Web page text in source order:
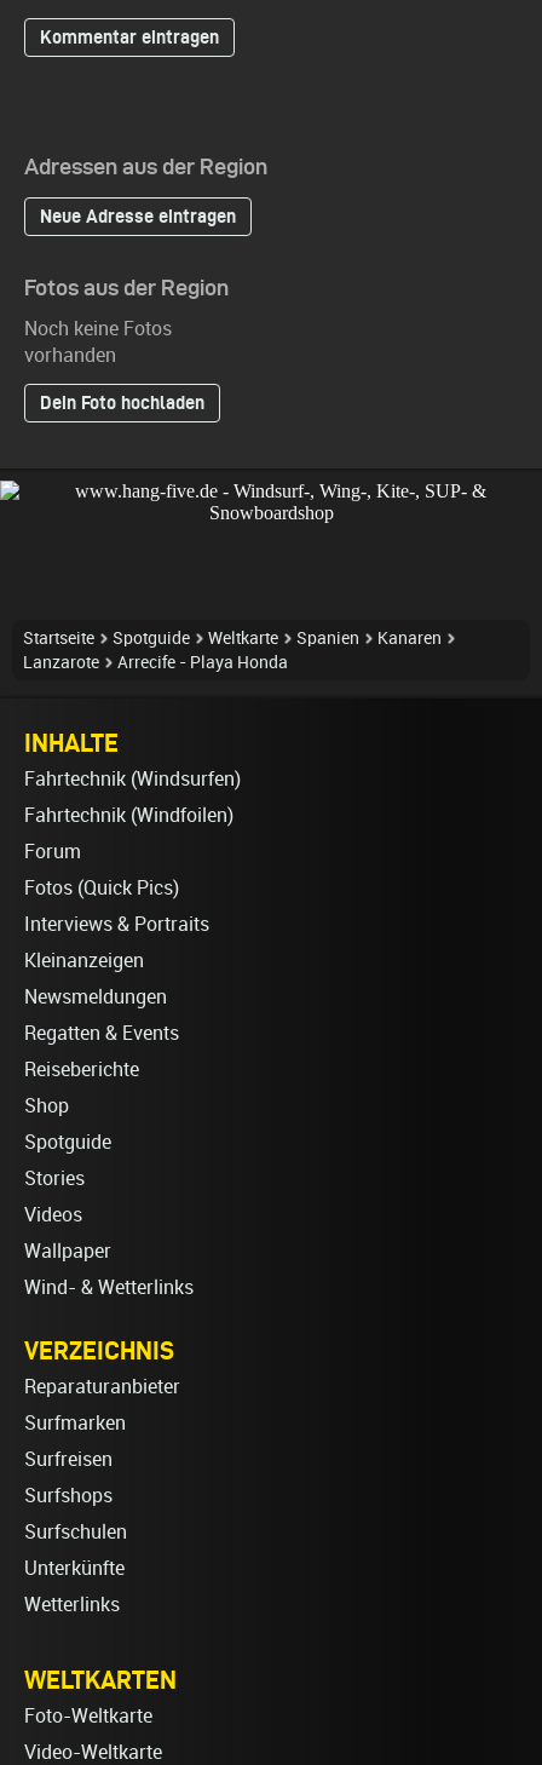
Adressen aus der Region
Neue Adresse eintragen
Fotos aus der Region
Noch keine Fotos
vorhanden
Dein Foto hochladen
Startseite Spotguide Weltkarte Spanien
Kanaren
Lanzarote
Arrecife - Playa Honda
INHALTE
Fahrtechnik (Windsurfen)
Fahrtechnik (Windfoilen)
Forum
Fotos (Quick Pics)
Interviews & Portraits
Kleinanzeigen
Newsmeldungen
Regatten & Events
Reiseberichte
Shop
Spotguide
Stories
Videos
Wallpaper
Wind- & Wetterlinks
VERZEICHNIS
Reparaturanbieter
Surfmarken
Surfreisen
Surfshops
Surfschulen
Unterkünfte
Wetterlinks
WELTKARTEN
Foto-Weltkarte
Video-Weltkarte